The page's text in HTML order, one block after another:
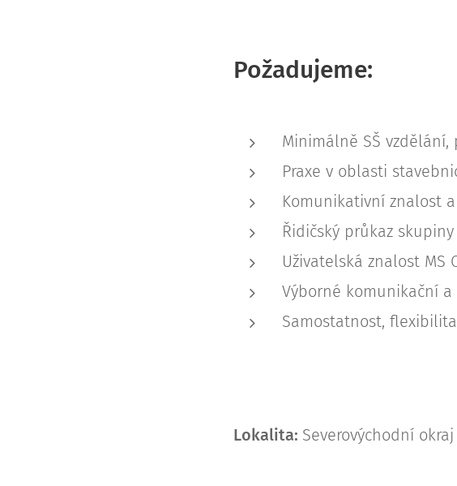
Požadujeme:
Minimálně SŠ
Praxe v oblasti
Komunikativní znalost
Řidičský průkaz
Uživatelská znalost MS
Výborné komunikační
Samostatnost,
Lokalita: Severovýchodní okraj